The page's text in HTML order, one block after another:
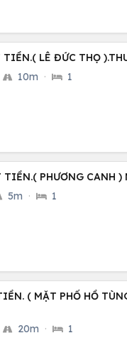
LÊ ĐỨC THỌ
10m · 1
PHƯƠNG CANH )
5m · 1
( MẶT PHỐ HỒ
20m · 1